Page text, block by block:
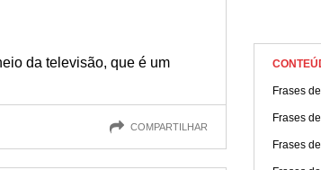
da televisão, que é um
COMPARTILHAR
Frases
Frases
Frases